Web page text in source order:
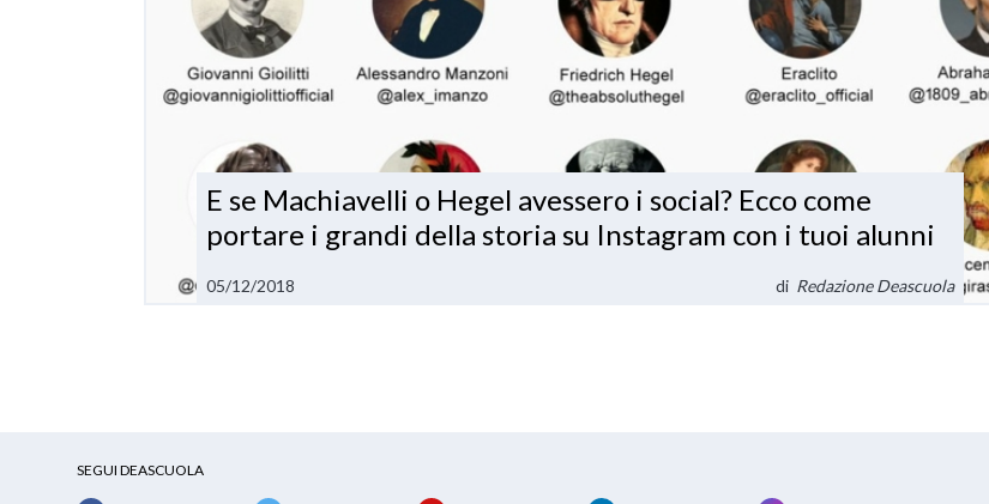
E se Machiavelli o Hegel avessero i social? Ecco come
portare i grandi della storia su Instagram con i tuoi alunni
05/12/2018 di Redazione Deascuola
SEGUI DEASCUOLA